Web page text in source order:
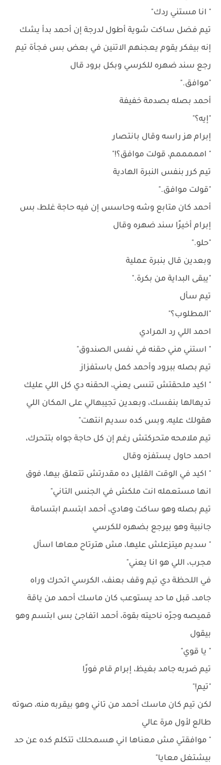
" انا مستني ردك"
تيم فضل ساكت شوية أطول لدرجة إن أحمد بدأ يشك
إنه بيفكر يقوم يعجنهم الاتنين في بعض بس فجأة تيم
رجع سند ضهره للكرسي وبكل برود قال
"موافق."
أحمد بصله بصدمة خفيفة
"إيه؟"
إبرام هز راسه وقال بانتصار
" امممممم، قولت موافق؟!"
تيم كرر بنفس النبرة الهادية
"قولت موافق."
أحمد كان متابع وشه وحاسس إن فيه حاجة غلط، بس
إبرام أخيرًا سند ضهره وقال
"حلو."
وبعدين قال بنبرة عملية
"يبقى البداية من بكرة."
تيم سأل
"المطلوب؟"
احمد اللي رد المرادي
" استني مني حقنه في نفس الصندوق"
تيم بصله ببرود وأحمد كمل باستفزاز
" اكيد ملحقتش تنسى يعني، الحقنه دي كل اللي عليك
تديهالها بنفسك، وبعدين تجيبهالي على المكان اللي
هقولك عليه، وبس كده سديم انتهت"
تيم ملامحه متحركتش رغم إن كل حاجة جواه بتتحرك،
احمد حاول يستفزه وقال
" اكيد في الوقت القليل ده مقدرتش تتعلق بيها، فوق
انها مستعمله انت ملكش في الجنس التاني"
تيم بصله وهو ساكت وهادي، أحمد ابتسم ابتسامة
جانبية وهو بيرجع بضهره للكرسي
" سديم ميتزعلش عليها، مش هترتاح معاها اسأل
مجرب، اللي هو انا يعني"
في اللحظة دي تيم وقف بعنف، الكرسي اتحرك وراه
جامد، قبل ما حد يستوعب كان ماسك أحمد من ياقة
قميصه وجرّه ناحيته بقوة، أحمد اتفاجئ بس ابتسم وهو
بيقول
" يا قوي"
تيم ضربه جامد بغيظ، إبرام قام فورًا
"تيم!"
لكن تيم كان ماسك أحمد من تاني وهو بيقربه منه، صوته
طالع لأول مرة عالي
" موافقتي مش معناها اني هسمحلك تتكلم كده عن حد
بيشتغل معايا"